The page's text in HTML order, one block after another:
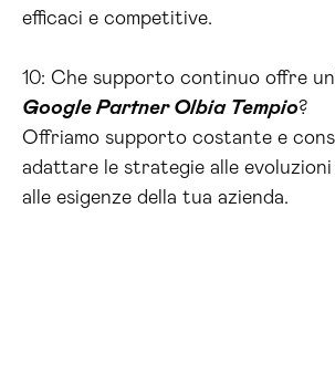
efficaci e competitive.
10: Che supporto continuo offre
Google Partner Olbia Tempio?
Offriamo supporto costante e
adattare le strategie alle
alle esigenze della tua azienda.